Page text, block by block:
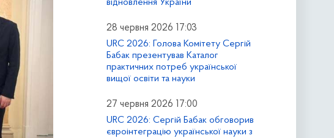
відновлення України
28 червня 2026 17:03
URC 2026: Голова Комітету Сергій
Бабак презентував Каталог
практичних потреб української
вищої освіти та науки
27 червня 2026 17:00
URC 2026: Сергій Бабак обговорив
євроінтеграцію української науки з